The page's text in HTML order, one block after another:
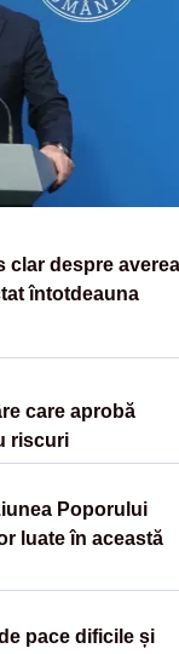
clar despre averea
întotdeauna
care aprobă
riscuri
Poporului
luate în această
pace dificile și